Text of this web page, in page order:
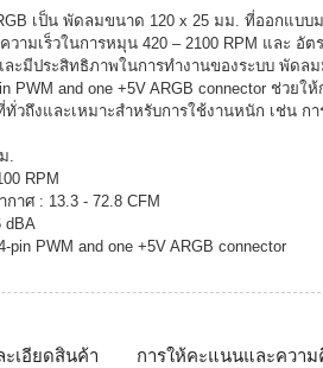
เป็น พัดลมขนาด 120 x 25 มม. ที่ออกแบ
ามเร็วในการหมุน 420 – 2100 RPM และ อัต
ละมีประสิทธิภาพในการทำงานของระบบ พัดล
PWM and one +5V ARGB connector ช่วย
วถึงและเหมาะสำหรับการใช้งานหนัก เช่น ก
.
RPM
าศ : 13.3 - 72.8 CFM
dBA
PWM and one +5V ARGB connector
ะเอียดสินค้า การให้คะแนนและความ